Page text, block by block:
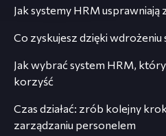
Jak systemy HRM
Co zyskujesz dzięki wdrożeniu
Jak wybrać system HRM,
korzyść
Czas działać: zrób kolejny
zarządzaniu personelem